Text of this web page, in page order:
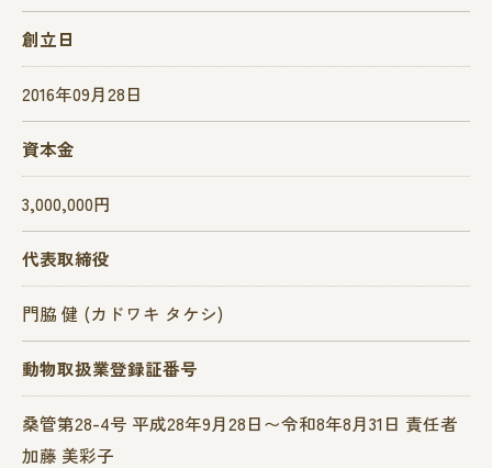
創立日
2016年09月28日
資本金
3,000,000円
代表取締役
門脇 健 (カドワキ タケシ)
動物取扱業登録証番号
桑管第28-4号 平成28年9月28日〜令和8年8月31日 責任者
加藤 美彩子